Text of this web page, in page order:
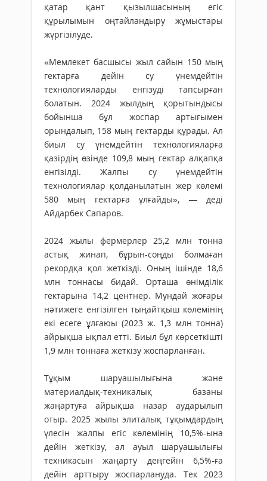
қатар қант қызылшасының егіс
құрылымын оңтайландыру жұмыстары
жүргізілуде.
«Мемлекет басшысы жыл сайын 150 мың
гектарға дейін су үнемдейтін
технологияларды енгізуді тапсырған
болатын. 2024 жылдың қорытындысы
бойынша бұл жоспар артығымен
орындалып, 158 мың гектарды құрады. Ал
биыл су үнемдейтін технологияларға
қазірдің өзінде 109,8 мың гектар алқапқа
енгізілді. Жалпы су үнемдейтін
технологиялар қолданылатын жер көлемі
580 мың гектарға ұлғайды», — деді
Айдарбек Сапаров.
2024 жылы фермерлер 25,2 млн тонна
астық жинап, бұрын-соңды болмаған
рекордқа қол жеткізді. Оның ішінде 18,6
млн тоннасы бидай. Орташа өнімділік
гектарына 14,2 центнер. Мұндай жоғары
нәтижеге енгізілген тыңайтқыш көлемінің
екі есеге ұлғаюы (2023 ж. 1,3 млн тонна)
айрықша ықпал етті. Биыл бұл көрсеткішті
1,9 млн тоннаға жеткізу жоспарланған.
Тұқым шаруашылығына және
материалдық-техникалық базаны
жаңартуға айрықша назар аударылып
отыр. 2025 жылы элиталық тұқымдардың
үлесін жалпы егіс көлемінің 10,5%-ына
дейін жеткізу, ал ауыл шаруашылығы
техникасын жаңарту деңгейін 6,5%-ға
дейін арттыру жоспарлануда. Тек 2023